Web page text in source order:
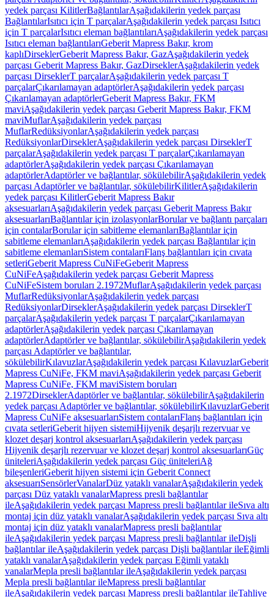
yedek parçası KilitlerBağlantılarAşağıdakilerin yedek parçası
BağlantılarIsıtıcı için T parçalarAşağıdakilerin yedek parçası Isıtıcı
için T parçalarIsıtıcı eleman bağlantılarıAşağıdakilerin yedek parçası
Isıtıcı eleman bağlantılarıGeberit Mapress Bakır, krom
kaplıDirseklerGeberit Mapress Bakır, GazAşağıdakilerin yedek
parçası Geberit Mapress Bakır, GazDirseklerAşağıdakilerin yedek
parçası DirseklerT parçalarAşağıdakilerin yedek parçası T
parçalarÇıkarılamayan adaptörlerAşağıdakilerin yedek parçası
Çıkarılamayan adaptörlerGeberit Mapress Bakır, FKM
maviAşağıdakilerin yedek parçası Geberit Mapress Bakır, FKM
maviMuflarAşağıdakilerin yedek parçası
MuflarRedüksiyonlarAşağıdakilerin yedek parçası
RedüksiyonlarDirseklerAşağıdakilerin yedek parçası DirseklerT
parçalarAşağıdakilerin yedek parçası T parçalarÇıkarılamayan
adaptörlerAşağıdakilerin yedek parçası Çıkarılamayan
adaptörlerAdaptörler ve bağlantılar, sökülebilirAşağıdakilerin yedek
parçası Adaptörler ve bağlantılar, sökülebilirKilitlerAşağıdakilerin
yedek parçası KilitlerGeberit Mapress Bakır
aksesuarlarıAşağıdakilerin yedek parçası Geberit Mapress Bakır
aksesuarlarıBağlantılar için izolasyonlarBorular ve bağlantı parçaları
için contalarBorular için sabitleme elemanlarıBağlantılar için
sabitleme elemanlarıAşağıdakilerin yedek parçası Bağlantılar için
sabitleme elemanlarıSistem contalarıFlanş bağlantıları için cıvata
setleriGeberit Mapress CuNiFeGeberit Mapress
CuNiFeAşağıdakilerin yedek parçası Geberit Mapress
CuNiFeSistem boruları 2.1972MuflarAşağıdakilerin yedek parçası
MuflarRedüksiyonlarAşağıdakilerin yedek parçası
RedüksiyonlarDirseklerAşağıdakilerin yedek parçası DirseklerT
parçalarAşağıdakilerin yedek parçası T parçalarÇıkarılamayan
adaptörlerAşağıdakilerin yedek parçası Çıkarılamayan
adaptörlerAdaptörler ve bağlantılar, sökülebilirAşağıdakilerin yedek
parçası Adaptörler ve bağlantılar,
sökülebilirKılavuzlarAşağıdakilerin yedek parçası KılavuzlarGeberit
Mapress CuNiFe, FKM maviAşağıdakilerin yedek parçası Geberit
Mapress CuNiFe, FKM maviSistem boruları
2.1972DirseklerAdaptörler ve bağlantılar, sökülebilirAşağıdakilerin
yedek parçası Adaptörler ve bağlantılar, sökülebilirKılavuzlarGeberit
Mapress CuNiFe aksesuarlarıSistem contalarıFlanş bağlantıları için
cıvata setleriGeberit hijyen sistemiHijyenik deşarjlı rezervuar ve
klozet deşarj kontrol aksesuarlarıAşağıdakilerin yedek parçası
Hijyenik deşarjlı rezervuar ve klozet deşarj kontrol aksesuarlarıGüç
üniteleriAşağıdakilerin yedek parçası Güç üniteleriAğ
bileşenleriGeberit hijyen sistemi için Geberit Connect
aksesuarıSensörlerVanalarDüz yataklı vanalarAşağıdakilerin yedek
parçası Düz yataklı vanalarMapress presli bağlantılar
ileAşağıdakilerin yedek parçası Mapress presli bağlantılar ileSıva altı
montaj için düz yataklı vanalarAşağıdakilerin yedek parçası Sıva altı
montaj için düz yataklı vanalarMapress presli bağlantılar
ileAşağıdakilerin yedek parçası Mapress presli bağlantılar ileDişli
bağlantılar ileAşağıdakilerin yedek parçası Dişli bağlantılar ileEğimli
yataklı vanalarAşağıdakilerin yedek parçası Eğimli yataklı
vanalarMepla presli bağlantılar ileAşağıdakilerin yedek parçası
Mepla presli bağlantılar ileMapress presli bağlantılar
ileAşağıdakilerin yedek parçası Mapress presli bağlantılar ileTahliye